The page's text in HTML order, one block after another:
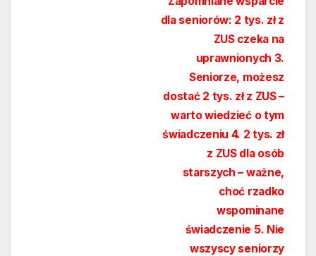
dla seniorów: 2 tys. zł z
ZUS czeka na
uprawnionych 3.
Seniorze, możesz
dostać 2 tys. zł z ZUS –
warto wiedzieć o tym
świadczeniu 4. 2 tys. zł
z ZUS dla osób
starszych – ważne,
choć rzadko
wspominane
świadczenie 5. Nie
wszyscy seniorzy